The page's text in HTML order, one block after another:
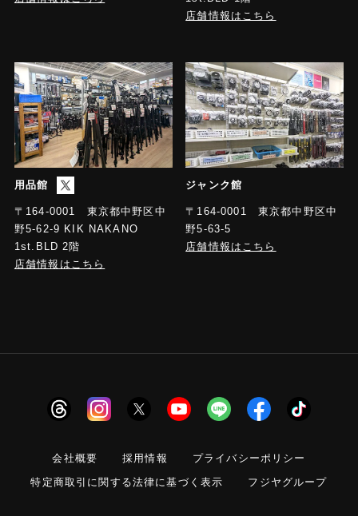
店舗情報はこちら
用品館
〒164-0001 東京都中野区中
野5-62-9 KIK NAKANO
1st.BLD 2階
店舗情報はこちら
ジャンク館
〒164-0001 東京都中野区中
野5-63-5
店舗情報はこちら
会社概要 採用情報
プライバシーポリシー
特定商取引に関する法律に基づく表示
フジヤグループ